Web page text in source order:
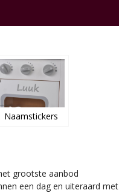
Naamstickers
grootste aanbod
een dag en uiteraard met